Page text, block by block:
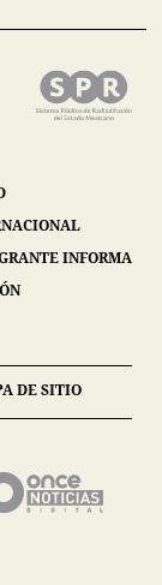
INFORMA
DE SITIO